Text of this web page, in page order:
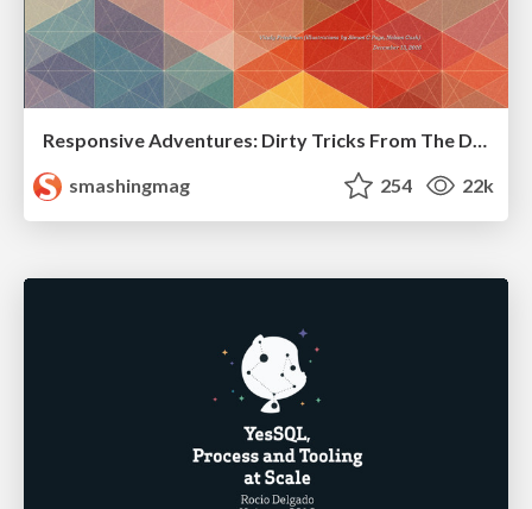
Responsive Adventures: Dirty Tricks From The Dark Corners of Front-End
smashingmag
254 22k